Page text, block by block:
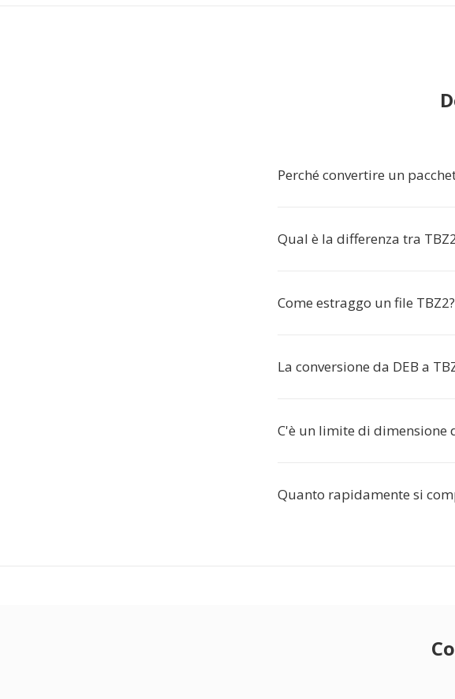
Perché convertire un
Qual è la differenza tra
Come estraggo un file TBZ2?
La conversione da DEB a
C'è un limite di dimensione
Quanto rapidamente si